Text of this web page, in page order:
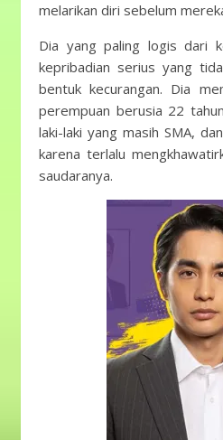
melarikan diri sebelum
Dia yang paling logis dari
kepribadian serius yang
bentuk kecurangan. Dia
perempuan berusia 22
laki-laki yang masih SMA,
karena terlalu
saudaranya.